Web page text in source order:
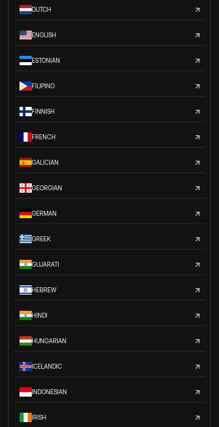
DUTCH
ENGLISH
ESTONIAN
FILIPINO
FINNISH
FRENCH
GALICIAN
GEORGIAN
GERMAN
GREEK
GUJARATI
HEBREW
HINDI
HUNGARIAN
ICELANDIC
INDONESIAN
IRISH